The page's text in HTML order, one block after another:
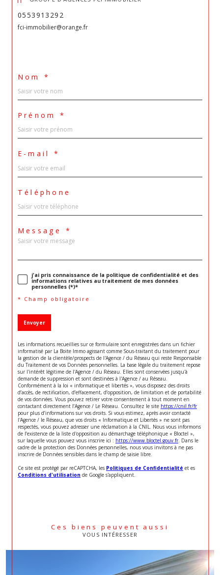
0553913292
fci-immobilier@orange.fr
Nom *
Prénom *
E-mail *
Téléphone
Message *
j'ai pris connaissance de la politique de confidentialité et des
informations relatives au traitement de mes données
personnelles (*)*
* Champ obligatoire
Envoyer
Les informations recueillies sur ce formulaire sont enregistrées dans un fichier
informatisé par La Boite Immo agissant comme Sous-traitant du traitement pour
la gestion de la clientèle/prospects de l'Agence / du Réseau qui reste Responsable
du Traitement de vos Données personnelles. La base légale du traitement repose
sur l'intérêt légitime de l'Agence / du Réseau. Elles sont conservées jusqu'à
demande de suppression et sont destinées à l'Agence / au Réseau.
Conformément à la loi « informatique et libertés », vous disposez des droits
d’accès, de rectification, d’effacement, d’opposition, de limitation et de portabilité
de vos données. Vous pouvez retirer votre consentement à tout moment en
contactant directement l’Agence / Le Réseau. Consultez le site https://cnil.fr/fr
pour plus d’informations sur vos droits. Si vous estimez, après avoir contacté
l'Agence / le Réseau, que vos droits « Informatique et Libertés » ne sont pas
respectés, vous pouvez adresser une réclamation à la CNIL. Nous vous informons
de l’existence de la liste d'opposition au démarchage téléphonique « Bloctel »,
sur laquelle vous pouvez vous inscrire ici : https://www.bloctel.gouv.fr . Dans le
cadre de la protection des Données personnelles, nous vous invitons à ne pas
inscrire de Données sensibles dans le champ de saisie libre.
Ce site est protégé par reCAPTCHA, les Politiques de Confidentialité et es
Conditions d'utilisation de Google s'appliquent.
Ces biens peuvent aussi
VOUS INTÉRESSER